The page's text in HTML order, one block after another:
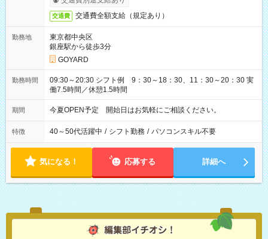
交通費 交通費全額支給（規定あり）
勤務地
東京都中央区
銀座駅から徒歩3分
GOYARD
勤務時間
09:30～20:30 シフト例 9：30～18：30、11：30～20：30 実
働7.5時間／休憩1.5時間
期間 今夏OPEN予定 開始日はお気軽にご相談ください。
特徴 40～50代活躍中 / シフト勤務 / パソコンスキル不要
気になる！ 応募する 詳細へ